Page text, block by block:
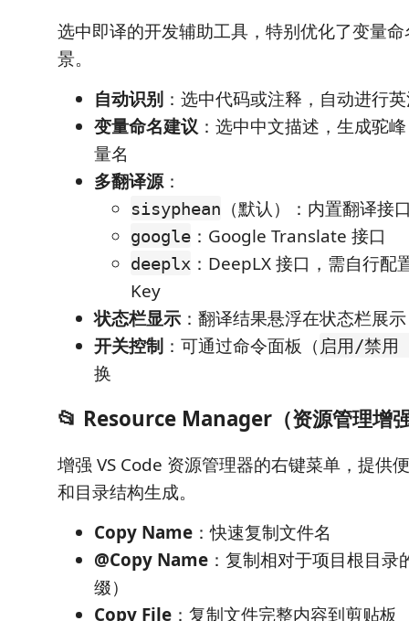
选中即译的开发辅助工具，特别优化了变量
景。
自动识别 ：选中代码或注释，自动进行
变量命名建议 ：选中中文描述，生成驼
量名
多翻译源：
sisyphean （默认）：内置翻译接
google ：Google Translate 接口
deeplx ：DeepLX 接口，需自行配
Key
状态栏显示 ：翻译结果悬浮在状态栏展
开关控制 ：可通过命令面板（ 启用/禁用
换
📂 Resource Manager（资源管理增
增强 VS Code 资源管理器的右键菜单，提供
和目录结构生成。
Copy Name ：快速复制文件名
@Copy Name ：复制相对于项目根目
缀）
Copy File ：复制文件完整内容到剪贴板